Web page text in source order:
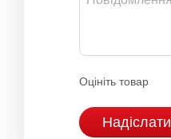
Оцініть товар
Надіслати